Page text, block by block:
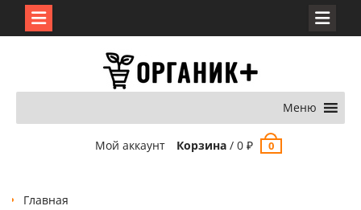
Меню
Мой аккаунт Корзина/ 0 ₽ 0
Главная